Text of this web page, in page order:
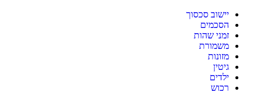
יישוב סכסוך
הסכמים
זמני שהות
משמורת
מזונות
גיטין
ילדים
רכוש